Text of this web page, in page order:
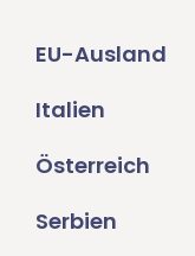
EU-Ausland
Italien
Österreich
Serbien